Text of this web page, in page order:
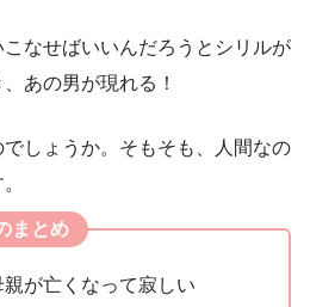
なせばいいんだろうとシリルが
あの男が現れる！
しょうか。そもそも、人間なの
まとめ
親が亡くなって寂しい